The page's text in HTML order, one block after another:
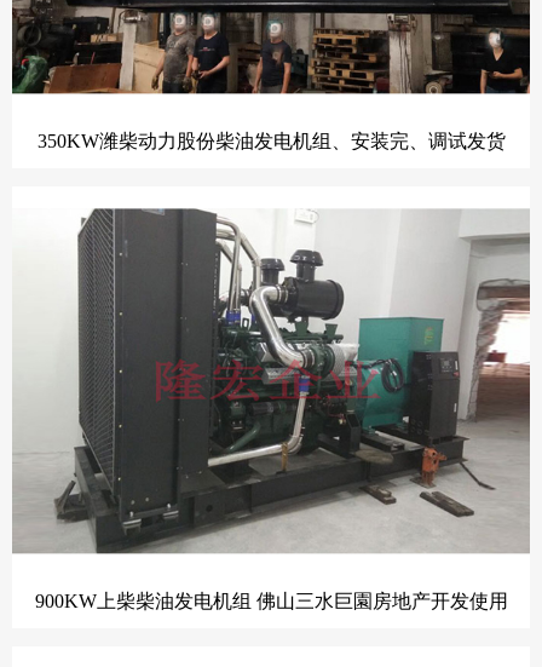
350KW潍柴动力股份柴油发电机组、安装完、调试发货
900KW上柴柴油发电机组 佛山三水巨園房地产开发使用